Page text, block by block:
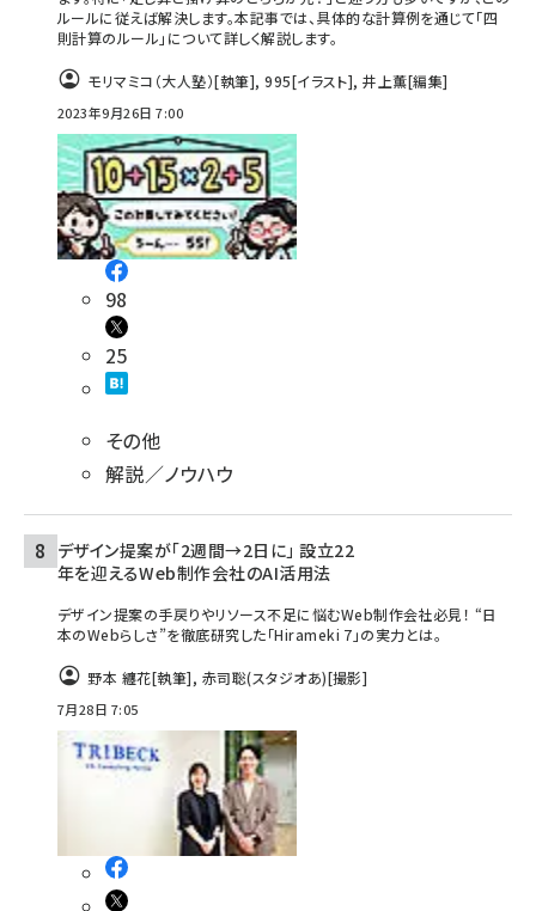
ルールに従えば解決します。本記事では、具体的な計算例を通じて「四
則計算のルール」について詳しく解説します。
モリマミコ（大人塾）[執筆],995[イラスト],井上薫[編集]
2023年9月26日 7:00
98
25
その他
解説／ノウハウ
デザイン提案が「2週間→2日に」 設立22
年を迎えるWeb制作会社のAI活用法
デザイン提案の手戻りやリソース不足に悩むWeb制作会社必見！ “日
本のWebらしさ”を徹底研究した「Hirameki 7」の実力とは。
野本 纏花[執筆], 赤司聡(スタジオあ)[撮影]
7月28日 7:05